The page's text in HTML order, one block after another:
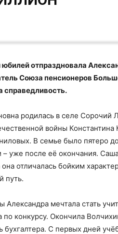
отпраздновала
Союза пенсионеров
справедливость.
родилась в селе Сорочий
войны
В семье было пятеро
уже после её окончания.
отличалась бойким
путь.
Александра мечтала стать
конкурсу. Окончила
бухгалтера. С первых дней